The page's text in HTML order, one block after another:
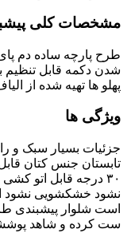
مشخصات کلی
طرح پارچه ساده دم
شدن دکمه قابل
پهلو ها تهیه شده از
ویژگی ها
جزئیات بسیار سبک و
تابستان جنس کتان
۳۰ درجه قابل اتو
نشود خشکشویی نشود
است شلوار پیشبندی
ست کرده و شاهد